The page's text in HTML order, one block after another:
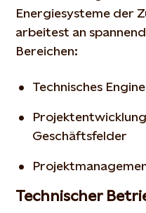
Energiesysteme der
arbeitest an
Bereichen:
Technisches
Geschäftsfelder
Technischer